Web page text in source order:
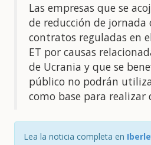
Las empresas que se
de reducción de jornada
contratos reguladas en
ET por causas
de Ucrania y que se
público no podrán
como base para realizar
Lea la noticia completa en